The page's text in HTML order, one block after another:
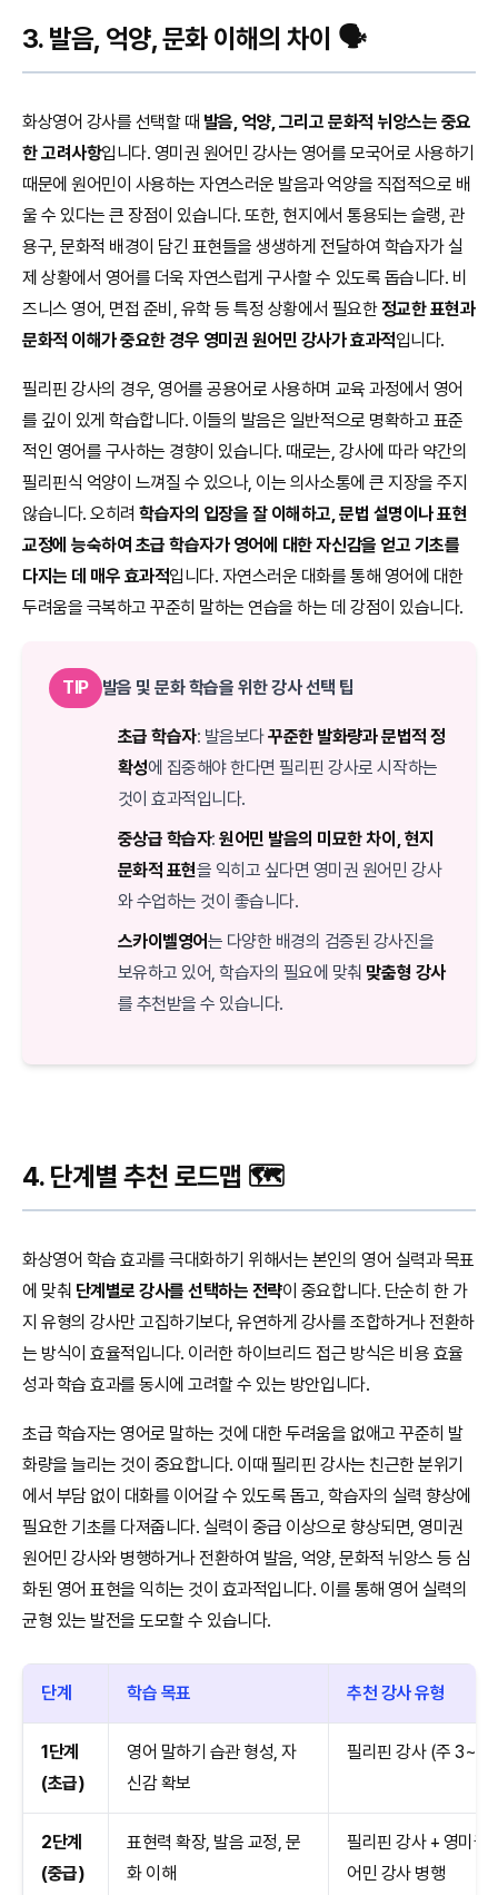
3. 발음, 억양, 문화 이해의 차이 🗣️
화상영어 강사를 선택할 때 발음, 억양, 그리고 문화적 뉘앙스는 중요
한 고려사항입니다. 영미권 원어민 강사는 영어를 모국어로 사용하기
때문에 원어민이 사용하는 자연스러운 발음과 억양을 직접적으로 배
울 수 있다는 큰 장점이 있습니다. 또한, 현지에서 통용되는 슬랭, 관
용구, 문화적 배경이 담긴 표현들을 생생하게 전달하여 학습자가 실
제 상황에서 영어를 더욱 자연스럽게 구사할 수 있도록 돕습니다. 비
즈니스 영어, 면접 준비, 유학 등 특정 상황에서 필요한정교한 표현과
문화적 이해가 중요한 경우 영미권 원어민 강사가 효과적입니다.
필리핀 강사의 경우, 영어를 공용어로 사용하며 교육 과정에서 영어
를 깊이 있게 학습합니다. 이들의 발음은 일반적으로 명확하고 표준
적인 영어를 구사하는 경향이 있습니다. 때로는, 강사에 따라 약간의
필리핀식 억양이 느껴질 수 있으나, 이는 의사소통에 큰 지장을 주지
않습니다. 오히려학습자의 입장을 잘 이해하고, 문법 설명이나 표현
교정에 능숙하여 초급 학습자가 영어에 대한 자신감을 얻고 기초를
다지는 데 매우 효과적입니다. 자연스러운 대화를 통해 영어에 대한
두려움을 극복하고 꾸준히 말하는 연습을 하는 데 강점이 있습니다.
TIP 발음 및 문화 학습을 위한 강사 선택 팁
초급 학습자: 발음보다꾸준한 발화량과 문법적 정
확성에 집중해야 한다면 필리핀 강사로 시작하는
것이 효과적입니다.
중상급 학습자:원어민 발음의 미묘한 차이, 현지
문화적 표현을 익히고 싶다면 영미권 원어민 강사
와 수업하는 것이 좋습니다.
스카이벨영어는 다양한 배경의 검증된 강사진을
보유하고 있어, 학습자의 필요에 맞춰 맞춤형 강사
를 추천받을 수 있습니다.
4. 단계별 추천 로드맵 🗺️
화상영어 학습 효과를 극대화하기 위해서는 본인의 영어 실력과 목표
에 맞춰 단계별로 강사를 선택하는 전략이 중요합니다. 단순히 한 가
지 유형의 강사만 고집하기보다, 유연하게 강사를 조합하거나 전환하
는 방식이 효율적입니다. 이러한 하이브리드 접근 방식은 비용 효율
성과 학습 효과를 동시에 고려할 수 있는 방안입니다.
초급 학습자는 영어로 말하는 것에 대한 두려움을 없애고 꾸준히 발
화량을 늘리는 것이 중요합니다. 이때 필리핀 강사는 친근한 분위기
에서 부담 없이 대화를 이어갈 수 있도록 돕고, 학습자의 실력 향상에
필요한 기초를 다져줍니다. 실력이 중급 이상으로 향상되면, 영미권
원어민 강사와 병행하거나 전환하여 발음, 억양, 문화적 뉘앙스 등 심
화된 영어 표현을 익히는 것이 효과적입니다. 이를 통해 영어 실력의
균형 있는 발전을 도모할 수 있습니다.
단계 학습 목표 추천 강사 유형
1단계
(초급)
영어 말하기 습관 형성, 자
신감 확보
필리핀 강사 (주 3~5
2단계
(중급)
표현력 확장, 발음 교정, 문
화 이해
필리핀 강사 + 영미권
어민 강사 병행